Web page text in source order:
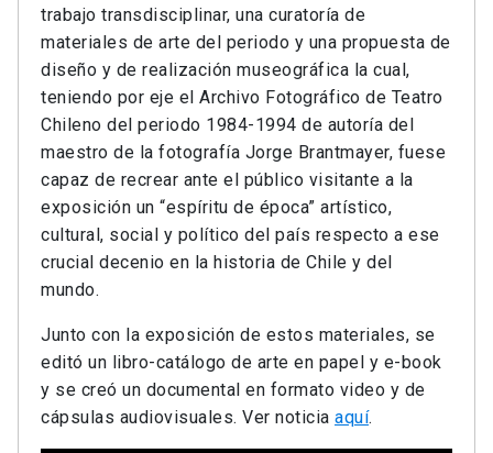
trabajo transdisciplinar, una curatoría de
materiales de arte del periodo y una propuesta de
diseño y de realización museográfica la cual,
teniendo por eje el Archivo Fotográfico de Teatro
Chileno del periodo 1984-1994 de autoría del
maestro de la fotografía Jorge Brantmayer, fuese
capaz de recrear ante el público visitante a la
exposición un “espíritu de época” artístico,
cultural, social y político del país respecto a ese
crucial decenio en la historia de Chile y del
mundo.
Junto con la exposición de estos materiales, se
editó un libro-catálogo de arte en papel y e-book
y se creó un documental en formato video y de
cápsulas audiovisuales. Ver noticia aquí.